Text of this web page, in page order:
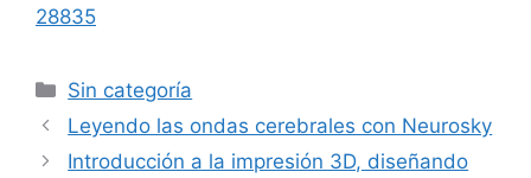
28835
Categorías
Sin categoría
Leyendo las ondas cerebrales con Neurosky
Introducción a la impresión 3D, diseñando